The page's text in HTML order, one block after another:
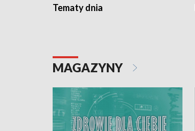
Tematy dnia
MAGAZYNY